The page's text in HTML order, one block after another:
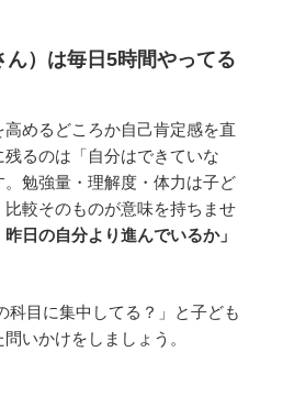
）は毎日5時間やってる
めるどころか自己肯定感を直
るのは「自分はできていな
勉強量・理解度・体力は子ど
比較そのものが意味を持ちませ
昨日の自分より進んでいるか」
目に集中してる？」と子ども
いかけをしましょう。